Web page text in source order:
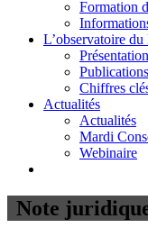
Formation
L’observatoire du
Chiffres
Actualités
Actualités
Mardi
Webinaire
Note